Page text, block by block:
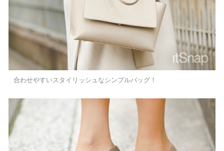
合わせやすいスタイリッシュなシンプルバッグ！